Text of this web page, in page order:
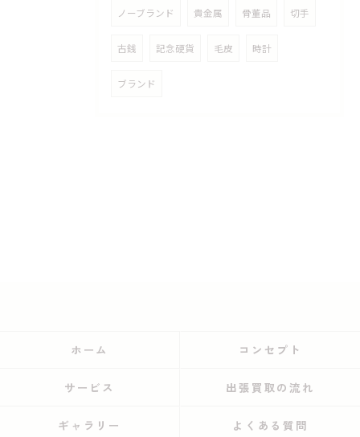
ノーブランド 貴金属 骨董品 切手
古銭 記念硬貨 毛皮 時計
ブランド
ホーム コンセプト
サービス 出張買取の流れ
ギャラリー よくある質問